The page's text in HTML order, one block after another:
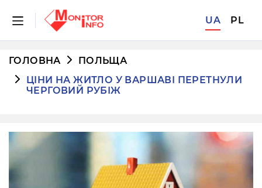
UA PL
ГОЛОВНА
ПОЛЬЩА
ЦІНИ НА ЖИТЛО У ВАРШАВІ ПЕРЕТНУЛИ
ЧЕРГОВИЙ РУБІЖ